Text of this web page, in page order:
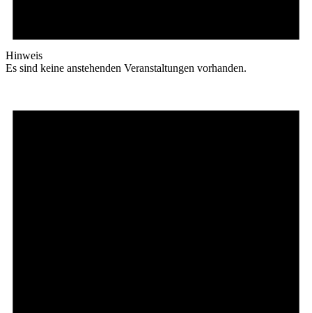
Hinweis
Es sind keine anstehenden Veranstaltungen vorhanden.